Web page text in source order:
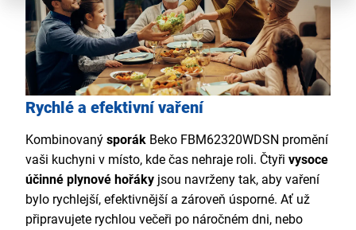
Rychlé a efektivní vaření
Kombinovaný sporák Beko FBM62320WDSN promění
vaši kuchyni v místo, kde čas nehraje roli. Čtyři vysoce
účinné plynové hořáky jsou navrženy tak, aby vaření
bylo rychlejší, efektivnější a zároveň úsporné. Ať už
připravujete rychlou večeři po náročném dni, nebo